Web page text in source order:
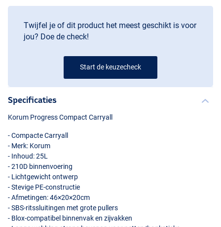
Twijfel je of dit product het meest geschikt is voor
jou? Doe de check!
Start de keuzecheck
Specificaties
Korum Progress Compact Carryall
- Compacte Carryall
- Merk: Korum
- Inhoud: 25L
- 210D binnenvoering
- Lichtgewicht ontwerp
- Stevige PE-constructie
- Afmetingen: 46×20×20cm
-SBS-ritssluitingen met grote pullers
- Blox-compatibel binnenvak en zijvakken